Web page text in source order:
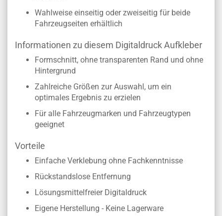
Wahlweise einseitig oder zweiseitig für beide
Fahrzeugseiten erhältlich
Informationen zu diesem Digitaldruck Aufkleber
Formschnitt, ohne transparenten Rand und ohne
Hintergrund
Zahlreiche Größen zur Auswahl, um ein
optimales Ergebnis zu erzielen
Für alle Fahrzeugmarken und Fahrzeugtypen
geeignet
Vorteile
Einfache Verklebung ohne Fachkenntnisse
Rückstandslose Entfernung
Lösungsmittelfreier Digitaldruck
Eigene Herstellung - Keine Lagerware